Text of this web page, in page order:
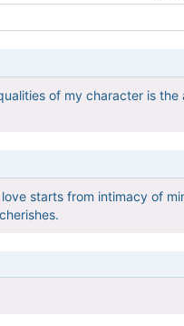
of my character is
starts from intimacy of